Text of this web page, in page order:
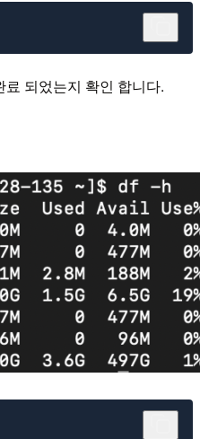
되었는지 확인 합니다.